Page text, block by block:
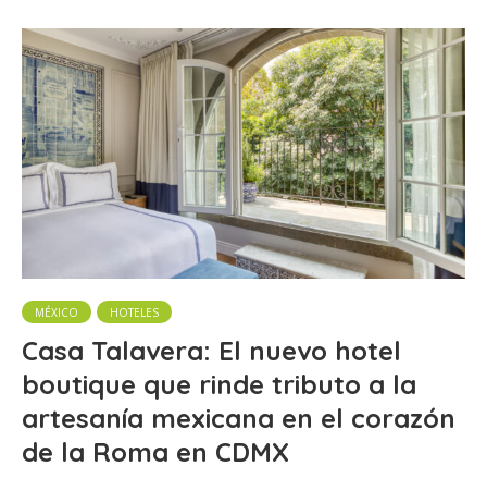
MÉXICO HOTELES
Casa Talavera: El nuevo hotel
boutique que rinde tributo a la
artesanía mexicana en el corazón
de la Roma en CDMX